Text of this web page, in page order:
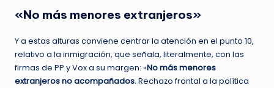
«No más menores extranjeros»
Y a estas alturas conviene centrar la atención en el punto 10,
relativo a la inmigración, que señala, literalmente, con las
firmas de PP y Vox a su margen: «No más menores
extranjeros no acompañados.Rechazo frontal a la política